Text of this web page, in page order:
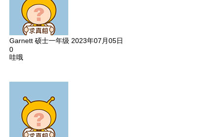
Garnett 硕士一年级 2023年07月05日
0
哇哦